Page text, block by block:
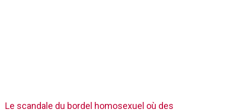
Le scandale du bordel homosexuel où des